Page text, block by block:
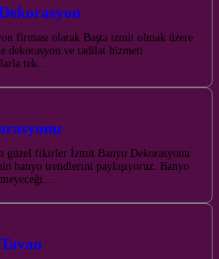
firması olarak Başta izmit olmak üzere
dekorasyon ve tadilat hizmeti
tek…
güzel fikirler İzmit Banyo Dekorasyonu
banyo trendlerini paylaşıyoruz. Banyo